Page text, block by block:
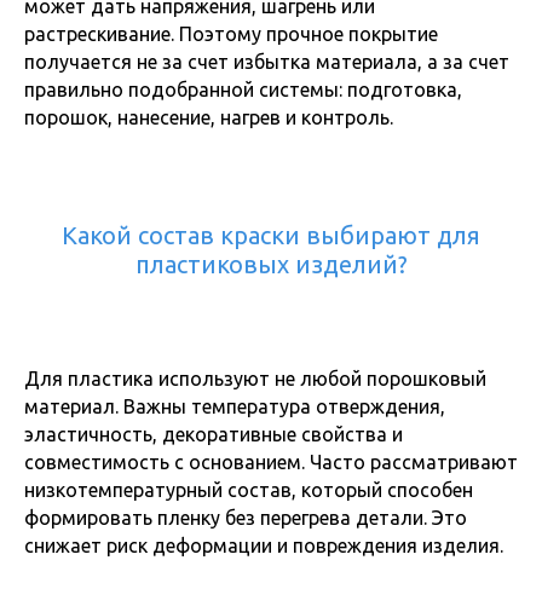
может дать напряжения, шагрень или
растрескивание. Поэтому прочное покрытие
получается не за счет избытка материала, а за счет
правильно подобранной системы: подготовка,
порошок, нанесение, нагрев и контроль.
Какой состав краски выбирают для
пластиковых изделий?
Для пластика используют не любой порошковый
материал. Важны температура отверждения,
эластичность, декоративные свойства и
совместимость с основанием. Часто рассматривают
низкотемпературный состав, который способен
формировать пленку без перегрева детали. Это
снижает риск деформации и повреждения изделия.